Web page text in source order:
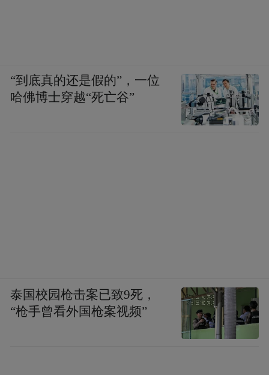
“到底真的还是假的”，一位
哈佛博士穿越“死亡谷”
泰国校园枪击案已致9死，
“枪手曾看外国枪案视频”